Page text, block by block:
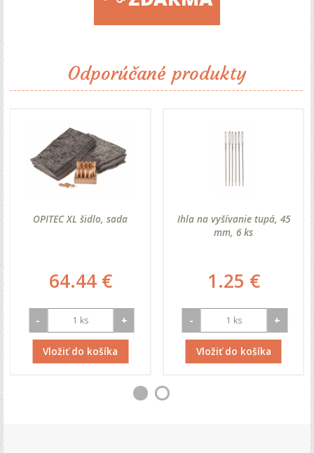
Odporúčané produkty
OPITEC XL šidlo, sada
64.44 €
- +
Vložiť do košíka
Ihla na vyšívanie tupá, 45
mm, 6 ks
1.25 €
- +
Vložiť do košíka